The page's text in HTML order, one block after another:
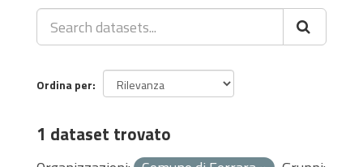
Ordina per
1 dataset trovato